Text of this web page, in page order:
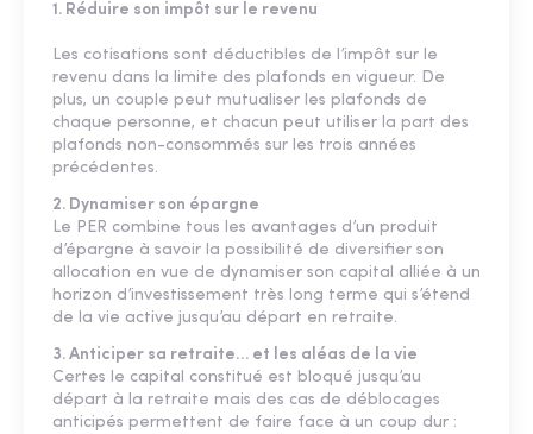
1. Réduire son impôt sur le revenu
Les cotisations sont déductibles de l’impôt sur le
revenu dans la limite des plafonds en vigueur. De
plus, un couple peut mutualiser les plafonds de
chaque personne, et chacun peut utiliser la part des
plafonds non-consommés sur les trois années
précédentes.
2. Dynamiser son épargne
Le PER combine tous les avantages d’un produit
d’épargne à savoir la possibilité de diversifier son
allocation en vue de dynamiser son capital alliée à un
horizon d’investissement très long terme qui s’étend
de la vie active jusqu’au départ en retraite.
3. Anticiper sa retraite… et les aléas de la vie
Certes le capital constitué est bloqué jusqu’au
départ à la retraite mais des cas de déblocages
anticipés permettent de faire face à un coup dur :